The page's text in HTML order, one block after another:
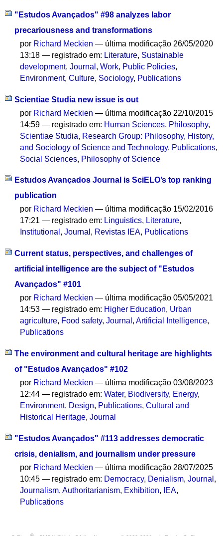
"Estudos Avançados" #98 analyzes labor
precariousness and transformations
por Richard Meckien — última modificação 26/05/2020
13:18— registrado em: Literature, Sustainable
development,Journal ,Work, Public Policies,
Environment,Culture, Sociology, Publications
Scientiae Studia new issue is out
por Richard Meckien — última modificação 22/10/2015
14:59— registrado em: Human Sciences, Philosophy,
Scientiae Studia, Research Group: Philosophy, History,
and Sociology of Science and Technology, Publications,
Social Sciences, Philosophy of Science
Estudos Avançados Journal is SciELO’s top ranking
publication
por Richard Meckien — última modificação 15/02/2016
17:21— registrado em: Linguistics, Literature,
Institutional ,Journal , Revistas IEA, Publications
Current status, perspectives, and challenges of
artificial intelligence are the subject of "Estudos
Avançados" #101
por Richard Meckien — última modificação 05/05/2021
14:53— registrado em: Higher Education, Urban
agriculture, Food safety,Journal ,Artificial Intelligence,
Publications
The environment and cultural heritage are highlights
of "Estudos Avançados" #102
por Richard Meckien — última modificação 03/08/2023
12:44— registrado em:Water, Biodiversity, Energy,
Environment, Design, Publications,Cultural and
Historical Heritage,Journal
"Estudos Avançados" #113 addresses democratic
crisis, denialism, and journalism under pressure
por Richard Meckien — última modificação 28/07/2025
10:45— registrado em: Democracy, Denialism,Journal ,
Journalism,Authoritarianism, Exhibition, IEA,
Publications